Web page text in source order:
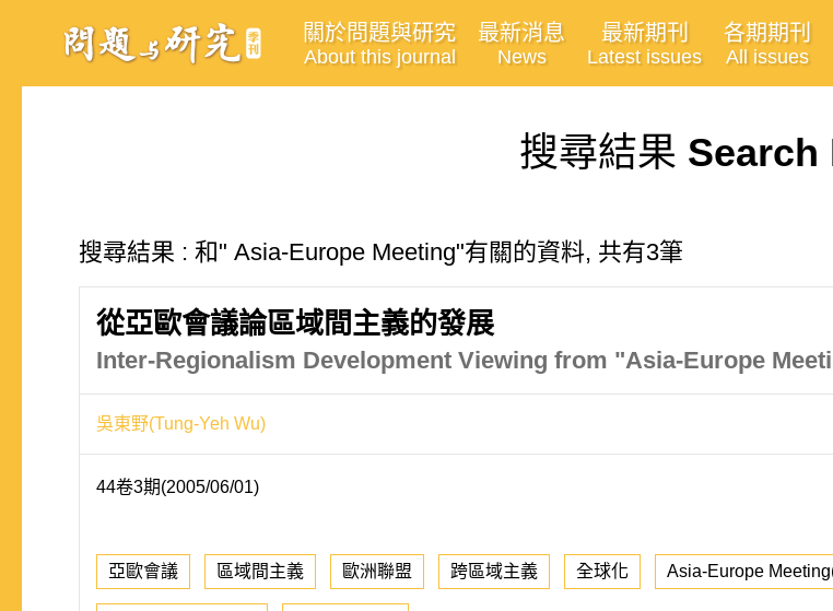
關於問題與研究
About this journal
最新消息
News
最新期刊
Latest issues
各期期刊
All issues
搜尋結果 Search
搜尋結果 : 和" Asia-Europe Meeting"有關的資料, 共有3筆
從亞歐會議論區域間主義的發展
Inter-Regionalism Development Viewing from "Asia-Europe
吳東野(Tung-Yeh Wu)
44卷3期(2005/06/01)
亞歐會議 區域間主義 歐洲聯盟 跨區域主義 全球化 Asia-Europe